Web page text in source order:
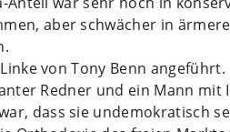
aber schwächer in
von Tony Benn angeführt.
Redner und ein Mann mit
dass sie undemokratisch